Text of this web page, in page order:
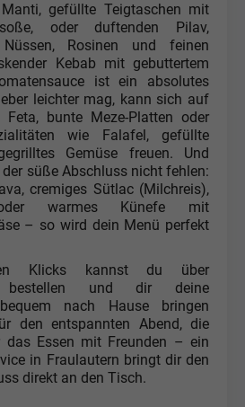
gefüllte Teigtaschen mit
oder duftenden Pilav,
Rosinen und feinen
Kebab mit gebuttertem
ist ein absolutes
leichter mag, kann sich auf
bunte Meze-Platten oder
wie Falafel, gefüllte
Gemüse freuen. Und
süße Abschluss nicht fehlen:
cremiges Sütlac (Milchreis),
warmes Künefe mit
– so wird dein Menü perfekt
Klicks kannst du über
bestellen und dir deine
nach Hause bringen
den entspannten Abend, die
das Essen mit Freunden – ein
in Fraulautern bringt dir den
direkt an den Tisch.